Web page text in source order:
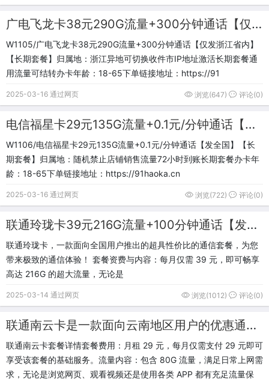
广电飞龙卡38元290G流量+300分钟通话【仅发浙江省内】【长期套餐】 归属地：浙江
W1105/广电飞龙卡38元290G流量+300分钟通话【仅发浙江省内】
【长期套餐】归属地：浙江异地可切换收件市IP地址激活长期套餐通
用流量可结转办卡年龄：18-65下单链接地址：https://91
2025-03-16 通过网页 浏览(647) 评论(0)
电信福星卡29元135G流量+0.1元/分钟通话【发全国】【长期套餐】 归属地：随机
W1106/电信福星卡29元135G流量+0.1元/分钟通话【发全国】【长
期套餐】归属地：随机禁止店铺销售流量72小时到账长期套餐办卡年
龄：18-65下单链接地址：https://91haoka.cn
2025-03-16 通过网页 浏览(722) 评论(0)
联通玲珑卡39元216G流量+100分钟通话【发全国】【长期套餐】
联通玲珑卡，一款面向全国用户推出的超具性价比的通信套餐，为您
带来极致的通信体验！ 套餐资费与内容：每月仅需 39 元，即可畅享
高达 216G 的超大流量，无论是
2025-03-14 通过网页 浏览(1012) 评论(0)
联通南云卡是一款面向云南地区用户的优惠通信套餐
联通南云卡套餐详情套餐费用：月租 29 元，每月仅需支付 29 元即可
享受该套餐的基础服务。流量内容：包含 80G 流量，满足日常上网需
求，无论是浏览网页、观看视频还是使用各类 APP 都有充足流量保